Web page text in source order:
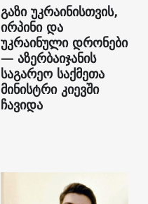
გაზი უკრაინისთვის,
ირპინი და
უკრაინული დრონები
— აზერბაიჯანის
საგარეო საქმეთა
მინისტრი კიევში
ჩავიდა